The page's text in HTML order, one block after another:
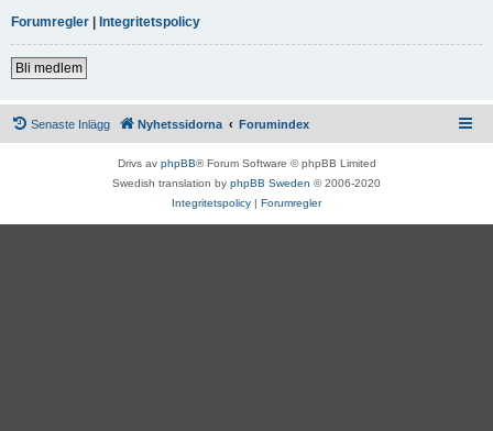
Forumregler | Integritetspolicy
Bli medlem
Senaste Inlägg Nyhetssidorna Forumindex
Drivs av phpBB® Forum Software © phpBB Limited
Swedish translation by phpBB Sweden © 2006-2020
Integritetspolicy | Forumregler